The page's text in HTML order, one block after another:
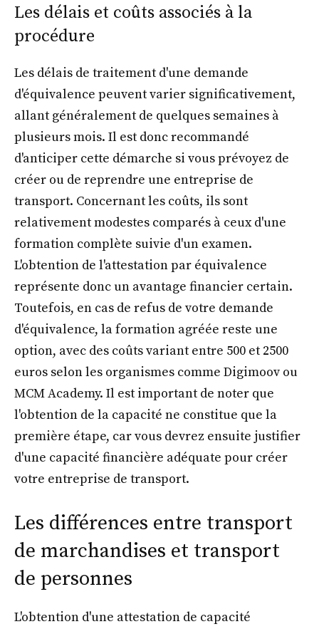
Les délais et coûts associés à la
procédure
Les délais de traitement d'une demande
d'équivalence peuvent varier significativement,
allant généralement de quelques semaines à
plusieurs mois. Il est donc recommandé
d'anticiper cette démarche si vous prévoyez de
créer ou de reprendre une entreprise de
transport. Concernant les coûts, ils sont
relativement modestes comparés à ceux d'une
formation complète suivie d'un examen.
L'obtention de l'attestation par équivalence
représente donc un avantage financier certain.
Toutefois, en cas de refus de votre demande
d'équivalence, la formation agréée reste une
option, avec des coûts variant entre 500 et 2500
euros selon les organismes comme Digimoov ou
MCM Academy. Il est important de noter que
l'obtention de la capacité ne constitue que la
première étape, car vous devrez ensuite justifier
d'une capacité financière adéquate pour créer
votre entreprise de transport.
Les différences entre transport
de marchandises et transport
de personnes
L'obtention d'une attestation de capacité